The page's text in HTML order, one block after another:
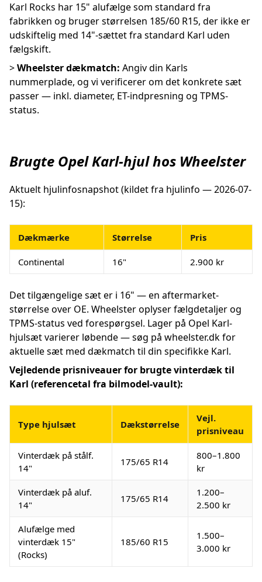
Karl Rocks har 15" alufælge som standard fra
fabrikken og bruger størrelsen 185/60 R15, der ikke er
udskiftelig med 14"-sættet fra standard Karl uden
fælgskift.
>Wheelster dækmatch: Angiv din Karls
nummerplade, og vi verificerer om det konkrete sæt
passer — inkl. diameter, ET-indpresning og TPMS-
status.
Brugte Opel Karl-hjul hos Wheelster
Aktuelt hjulinfosnapshot (kildet fra hjulinfo — 2026-07-
15):
Dækmærke Størrelse Pris
Continental 16" 2.900 kr
Det tilgængelige sæt er i 16" — en aftermarket-
størrelse over OE. Wheelster oplyser fælgdetaljer og
TPMS-status ved forespørgsel. Lager på Opel Karl-
hjulsæt varierer løbende — søg på wheelster.dk for
aktuelle sæt med dækmatch til din specifikke Karl.
Vejledende prisniveauer for brugte vinterdæk til
Karl (referencetal fra bilmodel-vault):
Type hjulsæt Dækstørrelse
Vejl.
prisniveau
Vinterdæk på stålf.
14"
175/65 R14
800–1.800
kr
Vinterdæk på aluf.
14"
175/65 R14
1.200–
2.500 kr
Alufælge med
vinterdæk 15"
(Rocks)
185/60 R15
1.500–
3.000 kr